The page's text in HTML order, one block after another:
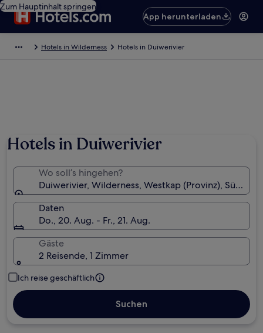
Zum Hauptinhalt springen
App herunterladen
Hotels in Wilderness Hotels in Duiwerivier
Hotels in Duiwerivier
Wo soll’s hingehen?
Duiwerivier, Wilderness, Westkap (Provinz),
Daten
Do., 20. Aug. - Fr., 21. Aug.
Gäste
2 Reisende, 1 Zimmer
Ich reise geschäftlich
Suchen